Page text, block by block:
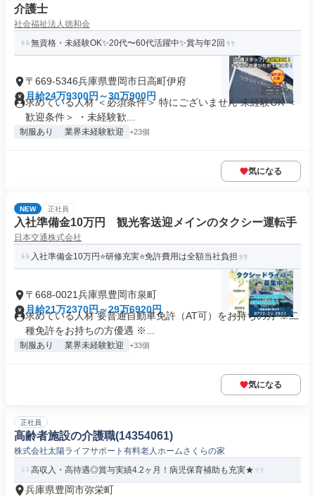
介護士
社会福祉法人徳和会
無資格・未経験OK✨20代〜60代活躍中✨賞与年2回
〒669-5346兵庫県豊岡市日高町伊府
月給24万9300円～30万900円
求めている人材 ＜必須条件＞ 特にございません 未経験OK ＜
歓迎条件＞ ・未経験歓...
制服あり 業界未経験歓迎 +23個
気になる
NEW 正社員
入社準備金10万円 観光客送迎メインのタクシー運転手
日本交通株式会社
入社準備金10万円⭐研修充実⭐免許費用は全額当社負担
〒668-0021兵庫県豊岡市泉町
月給21万2370円～29万6920円
求めている人材 要普通自動車免許（AT可）をお持ちの方 ※二
種免許をお持ちの方優遇 ※...
制服あり 業界未経験歓迎 +33個
気になる
正社員
高齢者施設の介護職(14354061)
株式会社太陽ライフサポート有料老人ホームさくらの家
高収入・高待遇◎賞与実績4.2ヶ月！病児保育補助も充実★
兵庫県豊岡市弥栄町